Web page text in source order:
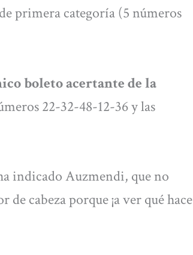
primera categoría (5 números
boleto acertante de la
22-32-48-12-36 y las
indicado Auzmendi, que no
cabeza porque ¡a ver qué hace